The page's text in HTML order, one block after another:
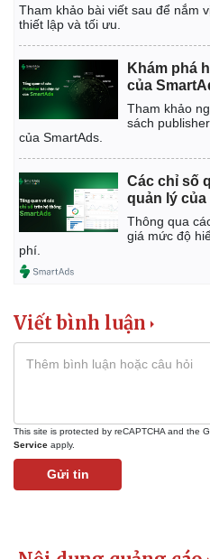
Tham khảo bài viết sau để nắm
thiết lập và tối ưu.
Khám phá
của
Tham khảo
sách
của SmartAds.
Các chỉ số
quản lý
Thông qua
giá mức độ
phí.
Viết bình luận
This site is protected by reCAPTCHA and the
Service apply.
Gửi tin